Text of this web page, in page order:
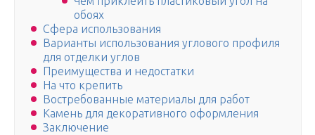
обоях
Сфера использования
Варианты использования углового профиля
для отделки углов
Преимущества и недостатки
На что крепить
Востребованные материалы для работ
Камень для декоративного оформления
Заключение